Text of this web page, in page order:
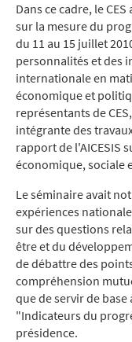
Dans ce cadre, le
sur la mesure du
du 11 au 15 juillet
personnalités et des
internationale en
économique et
représentants de
intégrante des
rapport de l'AICESIS
économique, sociale
Le séminaire avait
expériences
sur des questions
être et du
de débattre des
compréhension
que de servir de
"Indicateurs du
présidence.